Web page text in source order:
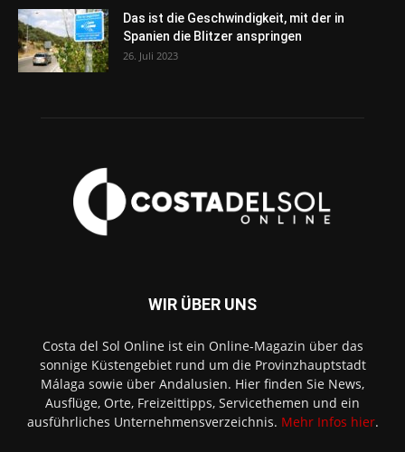
Das ist die Geschwindigkeit, mit der in
Spanien die Blitzer anspringen
26. Juli 2023
WIR ÜBER UNS
Costa del Sol Online ist ein Online-Magazin über das
sonnige Küstengebiet rund um die Provinzhauptstadt
Málaga sowie über Andalusien. Hier finden Sie News,
Ausflüge, Orte, Freizeittipps, Servicethemen und ein
ausführliches Unternehmensverzeichnis. Mehr Infos hier.